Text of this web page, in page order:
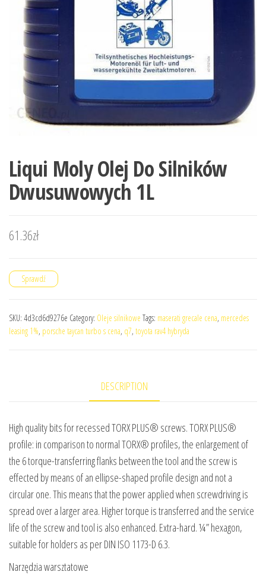
Liqui Moly Olej Do Silników
Dwusuwowych 1L
61.36zł
Sprawdź
SKU: 4d3cd6d9276e Category: Oleje silnikowe Tags: maserati grecale cena, mercedes
leasing 1%, porsche taycan turbo s cena, q7, toyota rav4 hybryda
DESCRIPTION
High quality bits for recessed TORX PLUS® screws. TORX PLUS®
profile: in comparison to normal TORX® profiles, the enlargement of
the 6 torque-transferring flanks between the tool and the screw is
effected by means of an ellipse-shaped profile design and not a
circular one. This means that the power applied when screwdriving is
spread over a larger area. Higher torque is transferred and the service
life of the screw and tool is also enhanced. Extra-hard. ¼” hexagon,
suitable for holders as per DIN ISO 1173-D 6.3.
Narzędzia warsztatowe